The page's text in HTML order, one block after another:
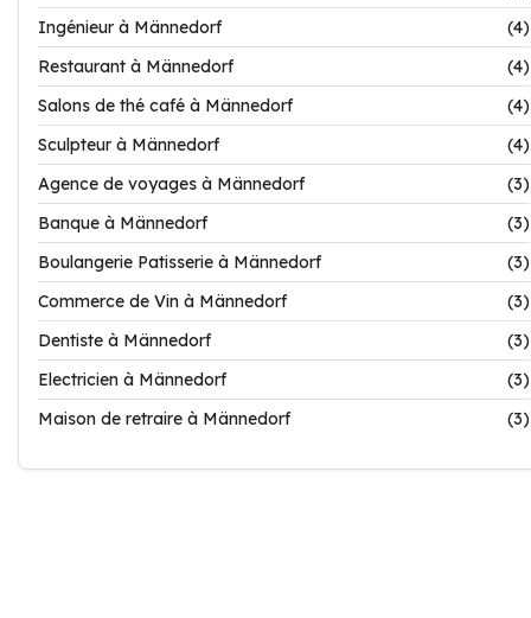
Ingénieur à Männedorf
(4)
Restaurant à Männedorf
(4)
Salons de thé café à Männedorf
(4)
Sculpteur à Männedorf
(4)
Agence de voyages à Männedorf
(3)
Banque à Männedorf
(3)
Boulangerie Patisserie à Männedorf
(3)
Commerce de Vin à Männedorf
(3)
Dentiste à Männedorf
(3)
Electricien à Männedorf
(3)
Maison de retraire à Männedorf
(3)